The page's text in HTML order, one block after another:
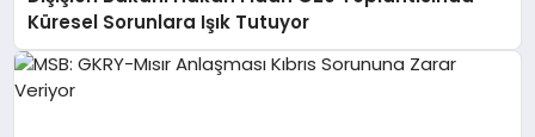
Küresel Sorunlara Işık Tutuyor